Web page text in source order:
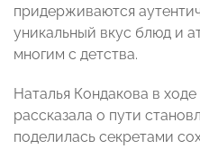
придерживаются
уникальный вкус блюд и
многим с детства.
Наталья Кондакова в
рассказала о пути
поделилась секретами